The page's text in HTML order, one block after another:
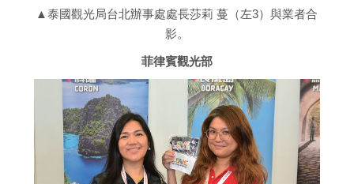
▲泰國觀光局台北辦事處處長莎莉 蔓（左3）與業者合
影。
菲律賓觀光部